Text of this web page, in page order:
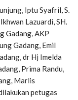
Iptu Syafril, S.
Lazuardi, SH.
Gadang, AKP
Gadang, Emil
dr Hj Imelda
Prima Randu,
Marlis
petugas